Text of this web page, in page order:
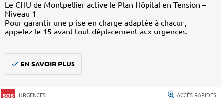
Le CHU de Montpellier active le Plan Hôpital en Tension –
Niveau 1.
Pour garantir une prise en charge adaptée à chacun,
appelez le 15 avant tout déplacement aux urgences.
EN SAVOIR PLUS
URGENCES ACCÈS RAPIDES